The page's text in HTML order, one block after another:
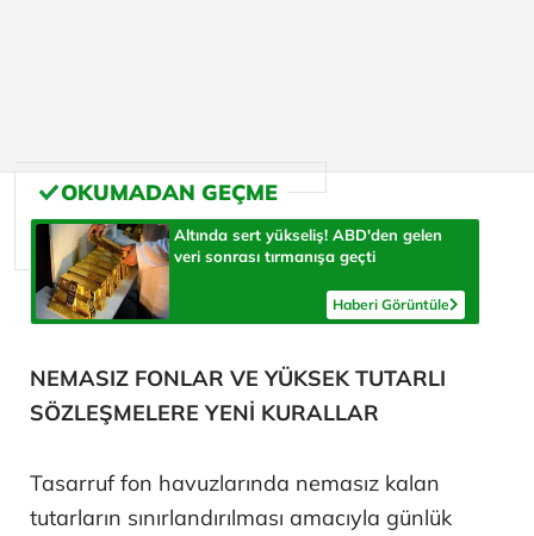
Altında sert yükseliş! ABD'den gelen
veri sonrası tırmanışa geçti
Haberi Görüntüle
NEMASIZ FONLAR VE YÜKSEK TUTARLI
SÖZLEŞMELERE YENİ KURALLAR
Tasarruf fon havuzlarında nemasız kalan
tutarların sınırlandırılması amacıyla günlük